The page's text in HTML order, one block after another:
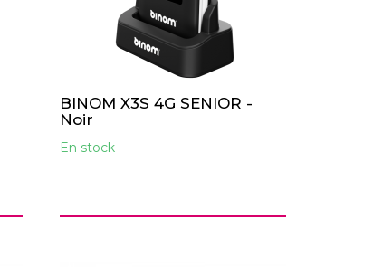
BINOM X3S 4G SENIOR -
Noir
En stock